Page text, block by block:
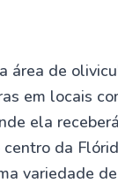
área de
em locais
ela
da
variedade